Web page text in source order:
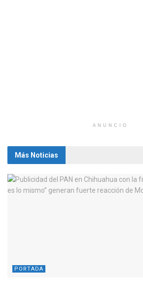
ANUNCIO
Más Noticias
PORTADA